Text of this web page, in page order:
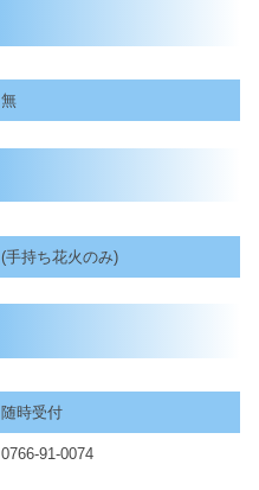
無
(手持ち花火のみ)
随時受付
0766-91-0074